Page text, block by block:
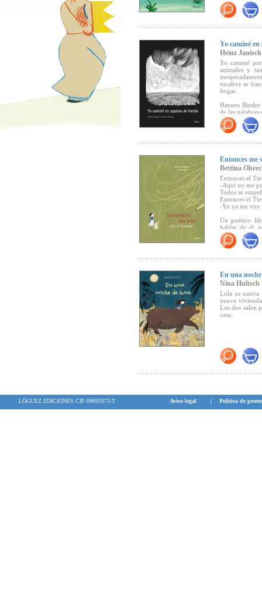
Yo caminé
Heinz Janisch
Yo caminé
animales y
escalera se
hogar.
Hannes
de las
más allá del
Entonces me
Bettina
Entonces el
-Aquí no me
Todos se
Entonces el
-Yo ya me voy
Un poético
hablar de él,
amigo que nos
En una
Nina Hultsch
Lola es
nueva
Los dos salen
casa.
LÓGUEZ EDICIONES CIF:09693373-T Aviso legal | Política de